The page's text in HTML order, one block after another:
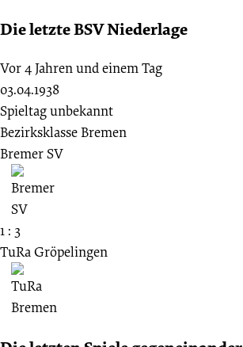
Die letzte BSV Niederlage
Vor 4 Jahren und einem Tag
03.04.1938
Spieltag unbekannt
Bezirksklasse Bremen
Bremer SV
1 : 3
TuRa Gröpelingen